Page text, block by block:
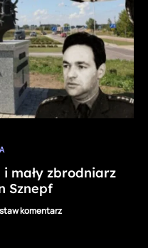
mały zbrodniarz
Sznepf
komentarz